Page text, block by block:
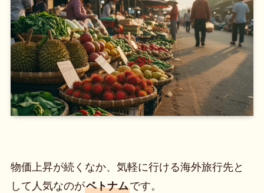
物価上昇が続くなか、気軽に行ける海外旅行先と
して人気なのがベトナムです。